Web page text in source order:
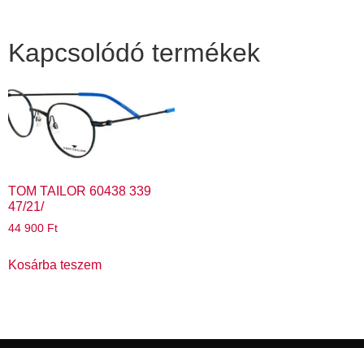
Kapcsolódó termékek
TOM TAILOR 60438 339
47/21/
44 900 Ft
Kosárba teszem